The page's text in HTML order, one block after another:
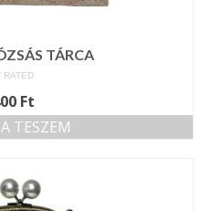
TÁRCA
RATED
Ft
TESZEM